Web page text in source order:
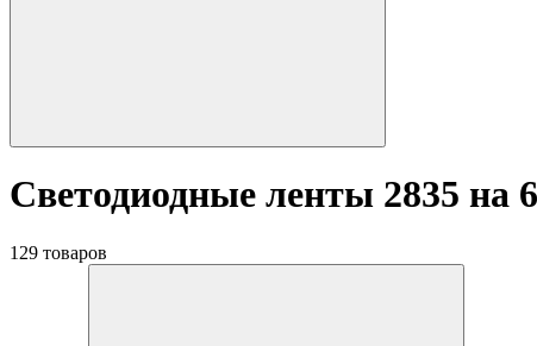
Светодиодные ленты 2835 на
129 товаров